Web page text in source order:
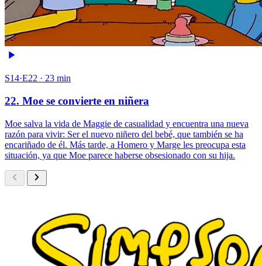
S14·E22 · 23 min
22. Moe se convierte en niñera
Moe salva la vida de Maggie de casualidad y encuentra una nueva
razón para vivir: Ser el nuevo niñero del bebé, que también se ha
encariñado de él. Más tarde, a Homero y Marge les preocupa esta
situación, ya que Moe parece haberse obsesionado con su hija.